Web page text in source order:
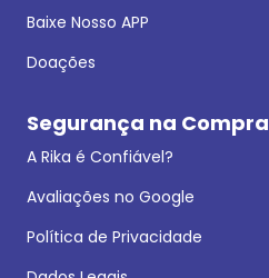
Baixe Nosso APP
Doações
Segurança na Compra
A Rika é Confiável?
Avaliações no Google
Política de Privacidade